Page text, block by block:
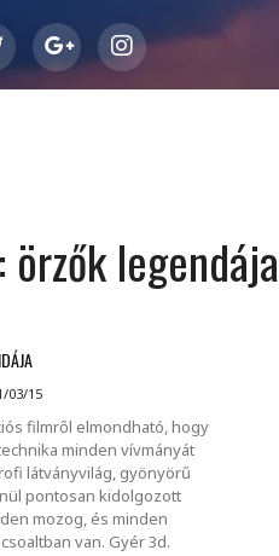
örzők legendája
03/15
filmről elmondható, hogy
minden vívmányát
látványvilág, gyönyörű
pontosan kidolgozott
mozog, és minden
van. Gyér 3d.